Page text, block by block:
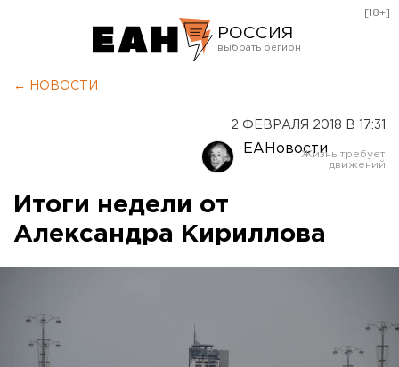
РОССИЯ
Оренбург
[18+]
← НОВОСТИ
2 ФЕВРАЛЯ 2018 В 17:31
ЕАНовости
Итоги недели от
Александра Кириллова